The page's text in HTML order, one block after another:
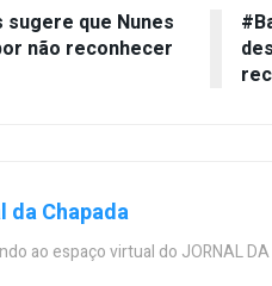
sugere que Nunes
não reconhecer
da Chapada
ao espaço virtual do JORNAL